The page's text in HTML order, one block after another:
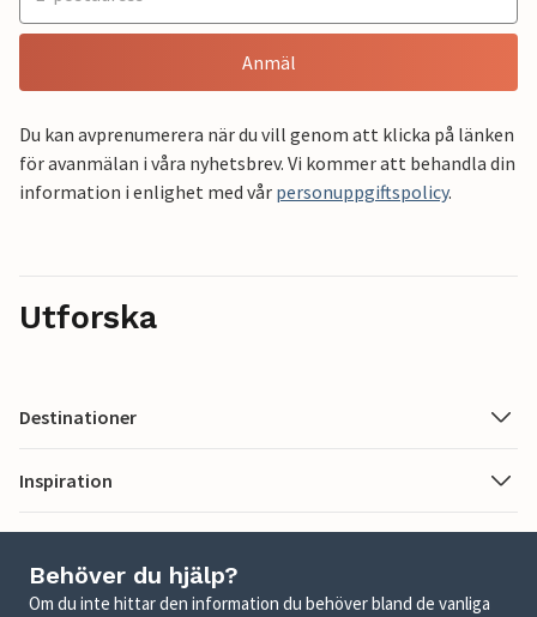
Anmäl
Du kan avprenumerera när du vill genom att klicka på länken
för avanmälan i våra nyhetsbrev. Vi kommer att behandla din
information i enlighet med vår personuppgiftspolicy.
Utforska
Destinationer
Inspiration
Behöver du hjälp?
Om du inte hittar den information du behöver bland de vanliga